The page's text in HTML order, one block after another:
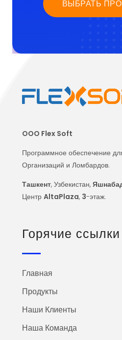
ВЫБРАТЬ
OOO Flex Soft
Программное обеспечение
Организаций и Ломбардов.
Ташкент, Узбекистан,
Центр AltaPlaza, 3-этаж.
Горячие ссылки
Главная
Продукты
Наши Клиенты
Наша Команда